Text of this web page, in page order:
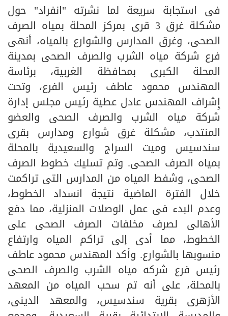
فى استجابة سريعة لما نشرته "انفراد" حول
مشكلة غرق 3 قرى بمركز المحلة بمياه الصرف
الصحى، وغرق المدارس والشوارع بالمياه، أنهى
فرع شركة مياه الشرب والصرف الصحى بمدينة
المحلة الكبرى بمحافظة الغربية، برئاسة
المهندس محمود عاطف رئيس الفرع، وتحت
إِشراف المهندس عادل عطية رئيس مجلس إدارة
شركة مياه الشرب والصرف الصحى والعضو
المنتدب، مشكلة غرق شوارع ومدارس بقرى
سندسيس وميت السراج والسعيدية بالمحلة
بمياه الصرف الصحى. وتم تسليك خطوط الصرف
الصحى، وشفط المياه من المدارس التى تراكمت
خلال الفترة الماضية نتيجة انسداد الخطوط،
وعدم البدء فى عمل الوصلات المنزلية، مما دفع
الأهالى لصرف مخلفات الصرف الصحى على
الخطوط، مما أدى إلى تراكم المياه وارتفاع
منسوبها بالشوارع. وأكد المهندس محمود عاطف
رئيس فرع شركه مياه الشرب والصرف الصحى
بالمحلة، على أنه تم سحب المياه من المعهد
الأزهرى بقرية سندسيس، والمعهد الدينى،